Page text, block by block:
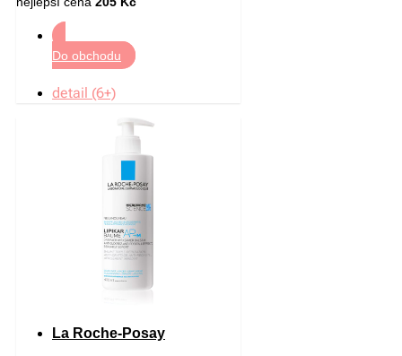
Do obchodu
detail (6+)
La Roche-Posay